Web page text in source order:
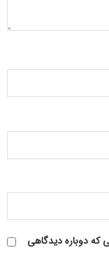
خود مشخص کنید و
که دوباره دیدگاهی